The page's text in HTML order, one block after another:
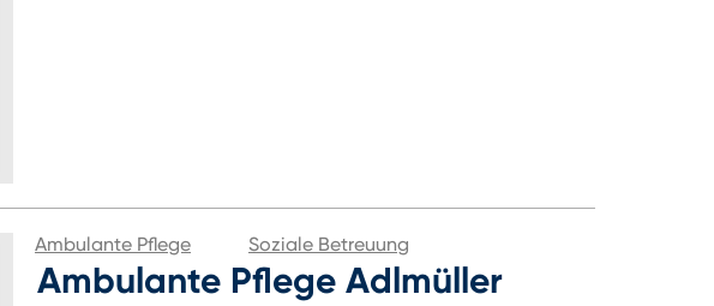
Ambulante Pflege Soziale Betreuung
Ambulante Pflege Adlmüller